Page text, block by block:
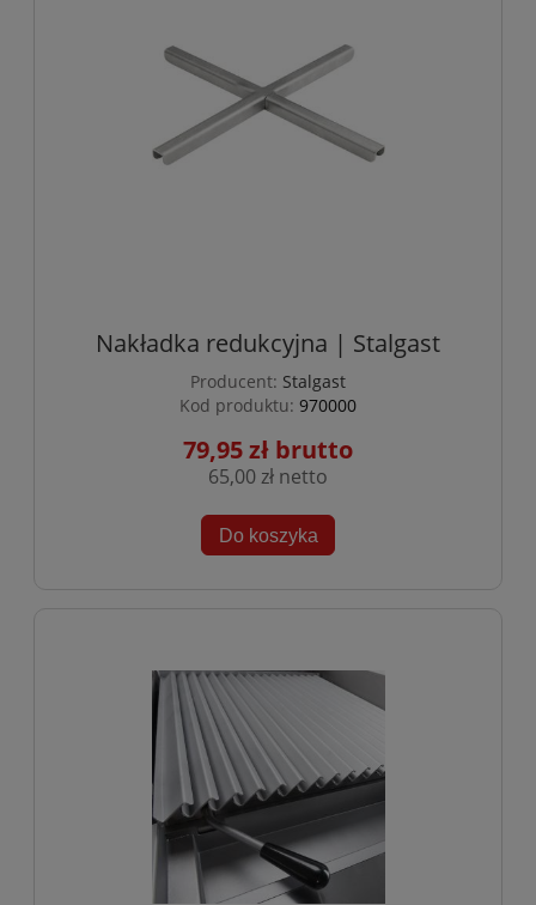
Nakładka redukcyjna | Stalgast
Producent: Stalgast
Kod produktu: 970000
79,95 zł
65,00 zł
Do koszyka